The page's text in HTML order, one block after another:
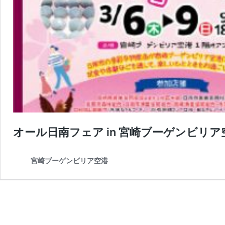
オール日南フェア in 宮崎ブーゲンビリア
宮崎ブーゲンビリア空港